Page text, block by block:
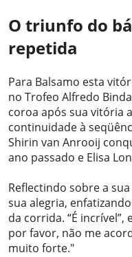
O triunfo do
repetida
Para Balsamo esta
no Trofeo Alfredo
coroa após sua vitória
continuidade à
Shirin van Anrooij
ano passado e Elisa
Reflectindo sobre a
sua alegria,
da corrida. “É
por favor, não me
muito forte."